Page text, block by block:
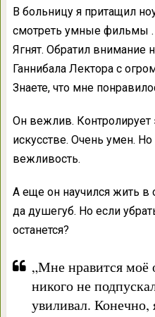
В больницу я притащил
смотреть умные фильмы
Ягнят. Обратил внимание
Ганнибала Лектора с
Знаете, что мне
Он вежлив. Контролирует
искусстве. Очень умен.
вежливость.
А еще он научился жить в
да душегуб. Но если
останется?
„Мне нравится моё
никого не
увиливал.